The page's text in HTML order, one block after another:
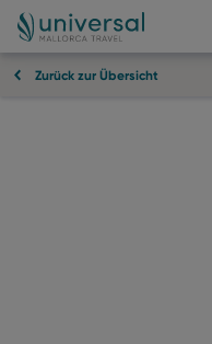
Zurück zur Übersicht